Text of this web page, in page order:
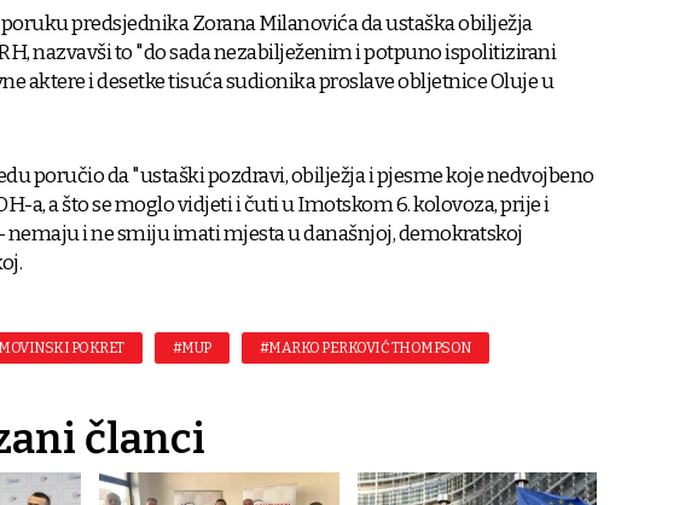
predsjednika Zorana Milanovića da ustaška obilježja
nazvavši to "do sada nezabilježenim i potpuno ispolitizirani
aktere i desetke tisuća sudionika proslave obljetnice Oluje u
poručio da "ustaški pozdravi, obilježja i pjesme koje nedvojbeno
a, a što se moglo vidjeti i čuti u Imotskom 6. kolovoza, prije i
i ne smiju imati mjesta u današnjoj, demokratskoj
POKRET #MUP #MARKO PERKOVIĆ THOMPSON
članci